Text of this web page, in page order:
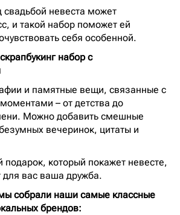
невеста может
и такой набор поможет ей
себя особенной.
набор с
и памятные вещи, связанные с
– от детства до
Можно добавить смешные
вечеринок, цитаты и
подарок, который покажет невесте,
для вас ваша дружба.
собрали наши самые классные
брендов: